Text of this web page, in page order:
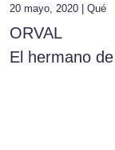
20 mayo, 2020 | Qué
ORVAL
El hermano